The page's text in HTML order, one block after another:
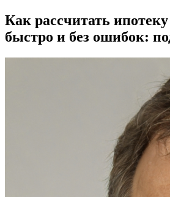
Как рассчитать
быстро и без ошибок: